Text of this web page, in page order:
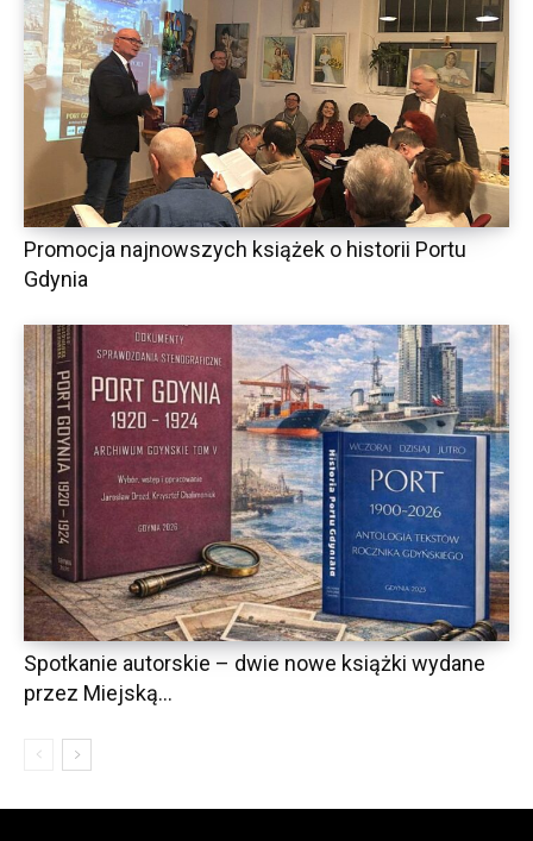
Promocja najnowszych książek o historii Portu
Gdynia
Spotkanie autorskie – dwie nowe książki wydane
przez Miejską...